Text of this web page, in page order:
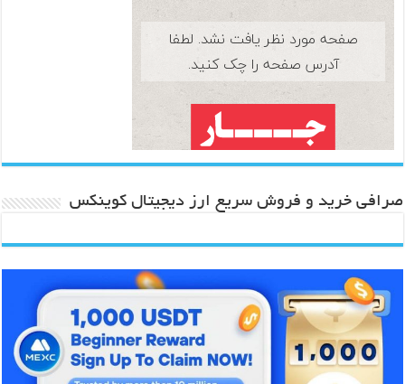
صرافی خرید و فروش سریع ارز دیجیتال کوینکس